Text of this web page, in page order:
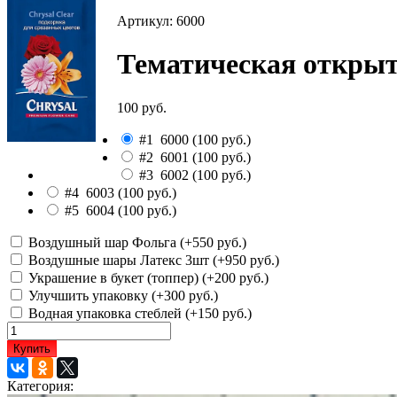
Артикул: 6000
Тематическая
100 руб.
#1 6000 (100 руб.)
#2 6001 (100 руб.)
#3 6002 (100 руб.)
#4 6003 (100 руб.)
#5 6004 (100 руб.)
Воздушный шар Фольга (+550 руб.)
Воздушные шары Латекс 3шт (+950 руб.)
Украшение в букет (топпер) (+200 руб.)
Улучшить упаковку (+300 руб.)
Водная упаковка стеблей (+150 руб.)
Купить
Категория: